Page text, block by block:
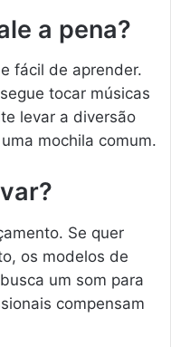
a pena?
fácil de aprender.
tocar músicas
levar a diversão
mochila comum.
Se quer
os modelos de
um som para
compensam